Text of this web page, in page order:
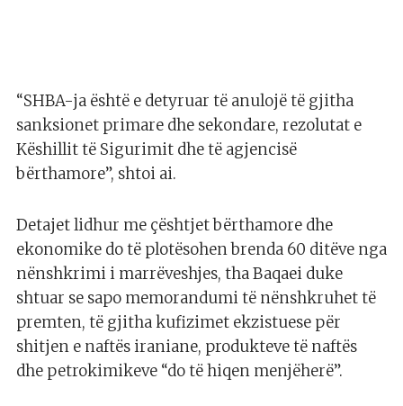
“SHBA-ja është e detyruar të anulojë të gjitha
sanksionet primare dhe sekondare, rezolutat e
Këshillit të Sigurimit dhe të agjencisë
bërthamore”, shtoi ai.
Detajet lidhur me çështjet bërthamore dhe
ekonomike do të plotësohen brenda 60 ditëve nga
nënshkrimi i marrëveshjes, tha Baqaei duke
shtuar se sapo memorandumi të nënshkruhet të
premten, të gjitha kufizimet ekzistuese për
shitjen e naftës iraniane, produkteve të naftës
dhe petrokimikeve “do të hiqen menjëherë”.